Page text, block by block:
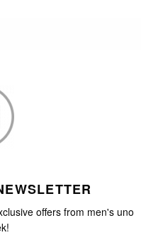
offers from men's uno